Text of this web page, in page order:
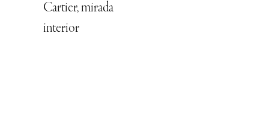
Cartier, mirada
interior